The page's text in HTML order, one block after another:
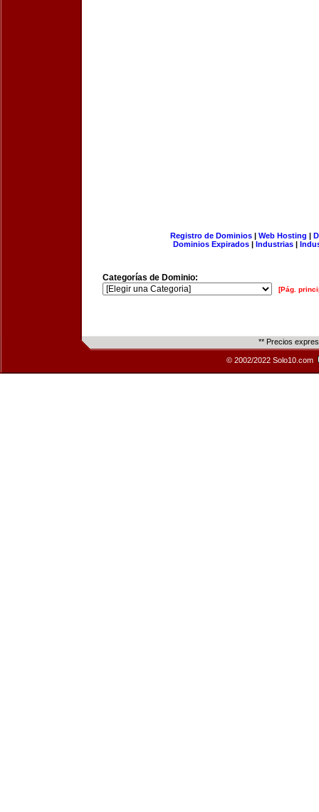
Registro de Dominios| Web Hosting |
Dominios Expirados | Industrias |
Categorías de Dominio:
[Pág.
** Precios
© 2002/2022 Solo10.com